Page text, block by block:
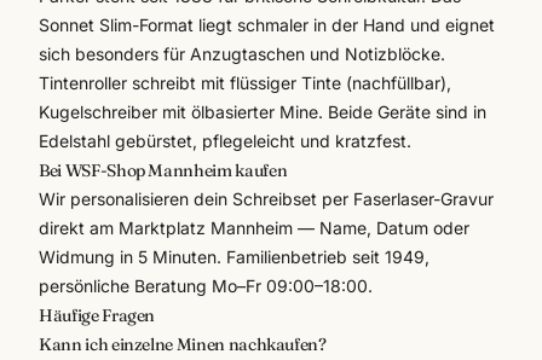
Sonnet Slim-Format liegt schmaler in der Hand und eignet
sich besonders für Anzugtaschen und Notizblöcke.
Tintenroller schreibt mit flüssiger Tinte (nachfüllbar),
Kugelschreiber mit ölbasierter Mine. Beide Geräte sind in
Edelstahl gebürstet, pflegeleicht und kratzfest.
Bei WSF-Shop Mannheim kaufen
Wir personalisieren dein Schreibset per Faserlaser-Gravur
direkt am Marktplatz Mannheim — Name, Datum oder
Widmung in 5 Minuten. Familienbetrieb seit 1949,
persönliche Beratung Mo–Fr 09:00–18:00.
Häufige Fragen
Kann ich einzelne Minen nachkaufen?